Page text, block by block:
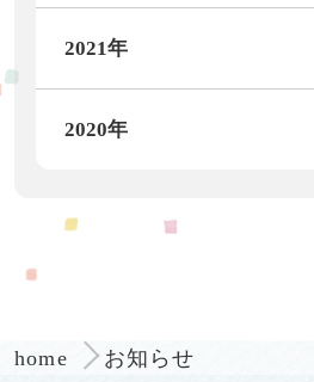
2021年
2020年
home お知らせ